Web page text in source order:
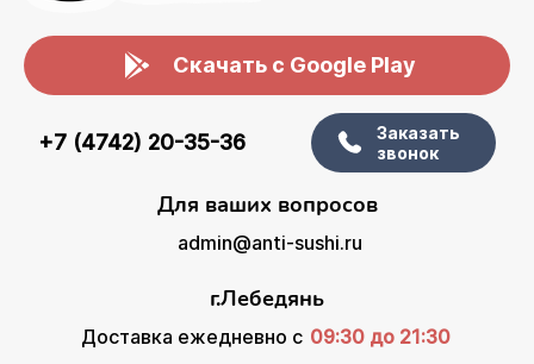
Скачать с Google Play
+7 (4742) 20-35-36
Заказать
звонок
Для ваших вопросов
admin@anti-sushi.ru
г.Лебедянь
Доставка ежедневно с 09:30 до 21:30